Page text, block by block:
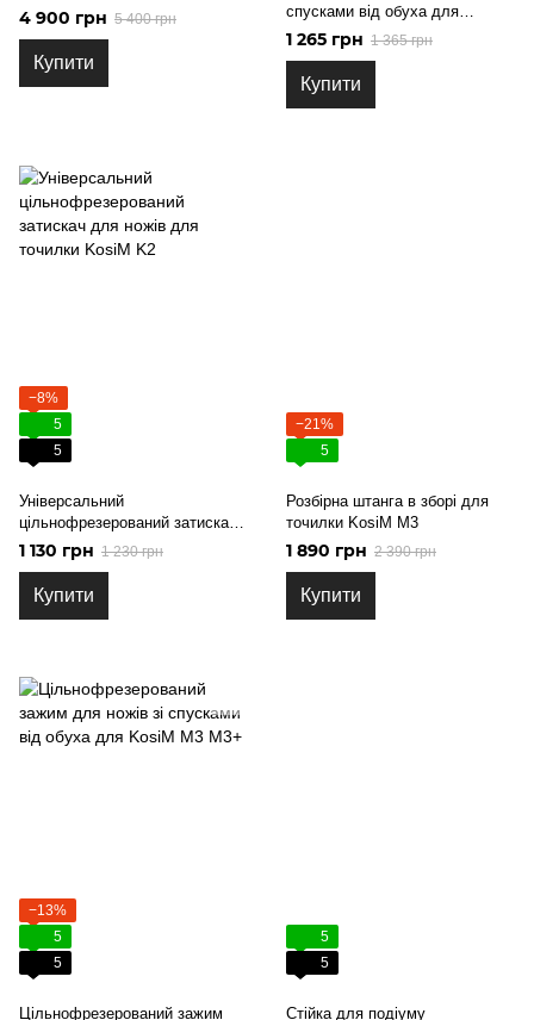
4 900 грн 5 400 грн
Купити
спусками від обуха для
точилки KosiM K 2
1 265 грн 1 365 грн
Купити
−8%
5
5
Універсальний
цільнофрезерований затискач
для ножів для точилки KosiM
1 130 грн 1 230 грн
Купити
−21%
5
Розбірна штанга в зборі для
точилки KosiM M3
1 890 грн 2 390 грн
Купити
−13%
5
5
Цільнофрезерований зажим
5
5
Стійка для подіуму